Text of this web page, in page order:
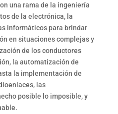
una rama de la ingeniería
de la electrónica, la
informáticos para brindar
en situaciones complejas y
de los conductores
la automatización de
la implementación de
las
posible lo imposible, y